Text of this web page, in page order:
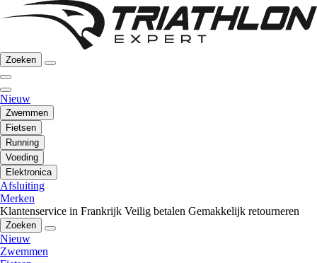
Zoeken
Nieuw
Zwemmen
Fietsen
Running
Voeding
Elektronica
Afsluiting
Merken
Klantenservice in Frankrijk Veilig betalen Gemakkelijk retourneren
Zoeken
Nieuw
Zwemmen